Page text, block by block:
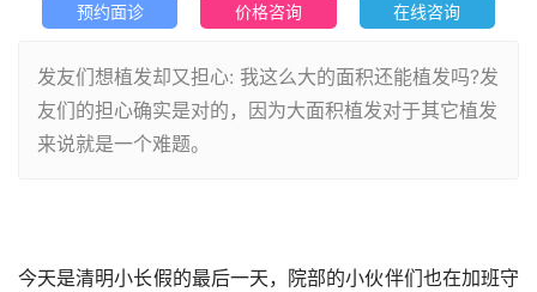
预约面诊 价格咨询 在线咨询
发友们想植发却又担心: 我这么大的面积还能植发吗?发
友们的担心确实是对的，因为大面积植发对于其它植发
来说就是一个难题。
今天是清明小长假的最后一天，院部的小伙伴们也在加班守